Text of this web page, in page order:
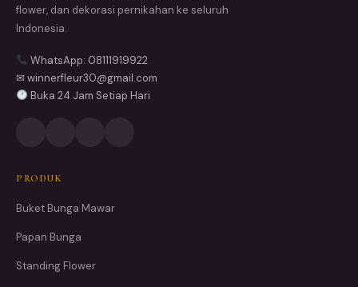
flower, dan dekorasi pernikahan ke seluruh
Indonesia.
WhatsApp: 08111919922
✉ winnerfleur30@gmail.com
Buka 24 Jam Setiap Hari
PRODUK
Buket Bunga Mawar
Papan Bunga
Standing Flower